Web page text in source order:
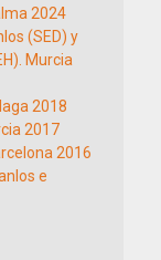
2024
(SED) y
Murcia
2018
2017
2016
e